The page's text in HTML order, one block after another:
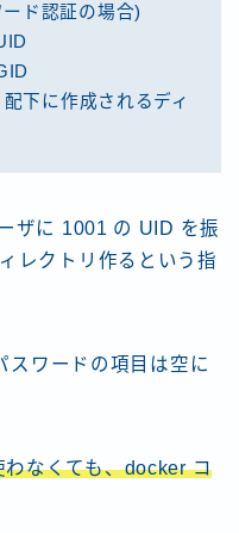
ド認証の場合)
下に作成されるディ
ザに 1001 の UID を振
レクトリ作るという指
スワードの項目は空に
なくても、docker コ